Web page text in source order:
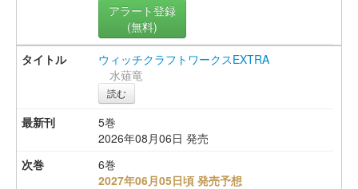
アラート登録
(無料)
ウィッチクラフトワークスEXTRA
水薙竜
読む
5巻
2026年08月06日 発売
6巻
2027年06月05日頃 発売予想